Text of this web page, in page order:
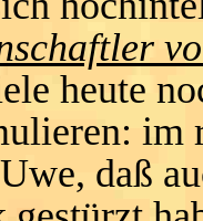
heute
daß